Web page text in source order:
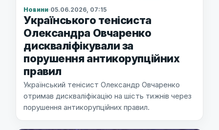
Новини·05.06.2026, 07:15
Українського тенісиста
Олександра Овчаренко
дискваліфікували за
порушення антикорупційних
правил
Український тенісист Олександр Овчаренко
отримав дискваліфікацію на шість тижнів через
порушення антикорупційних правил.